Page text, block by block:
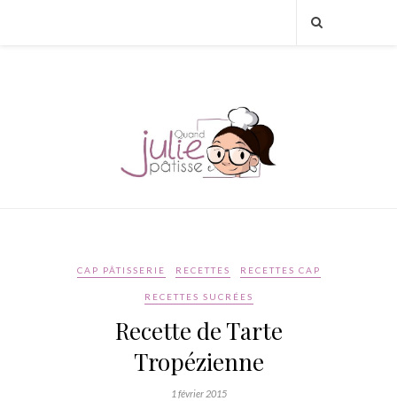
CAP PÂTISSERIE RECETTES RECETTES CAP
RECETTES SUCRÉES
Recette de Tarte
Tropézienne
1 février 2015